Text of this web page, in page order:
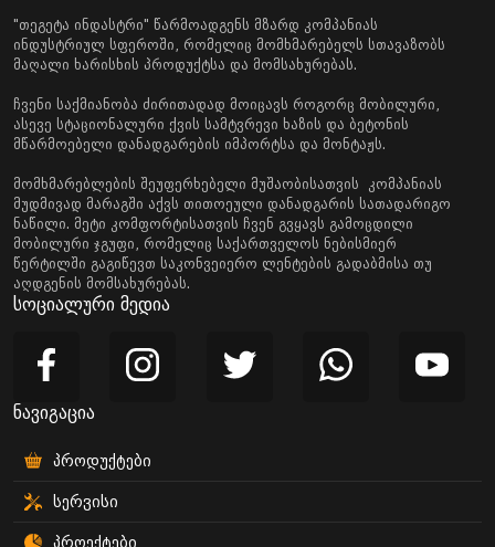
"თეგეტა ინდასტრი" წარმოადგენს მზარდ კომპანიას
ინდუსტრიულ სფეროში, რომელიც მომხმარებელს სთავაზობს
მაღალი ხარისხის პროდუქტსა და მომსახურებას.
ჩვენი საქმიანობა ძირითადად მოიცავს როგორც მობილური,
ასევე სტაციონალური ქვის სამტვრევი ხაზის და ბეტონის
მწარმოებელი დანადგარების იმპორტსა და მონტაჟს.
მომხმარებლების შეუფერხებელი მუშაობისათვის კომპანიას
მუდმივად მარაგში აქვს თითოეული დანადგარის სათადარიგო
ნაწილი. მეტი კომფორტისათვის ჩვენ გვყავს გამოცდილი
მობილური ჯგუფი, რომელიც საქართველოს ნებისმიერ
წერტილში გაგიწევთ საკონვეიერო ლენტების გადაბმისა თუ
აღდგენის მომსახურებას.
სოციალური მედია
ნავიგაცია
პროდუქტები
სერვისი
პროექტები